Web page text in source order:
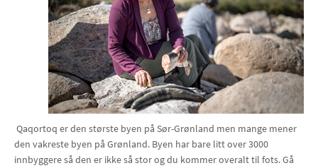
Qaqortoq er den største byen på Sør-Grønland men mange mener
den vakreste byen på Grønland. Byen har bare litt over 3000
innbyggere så den er ikke så stor og du kommer overalt til fots. Gå